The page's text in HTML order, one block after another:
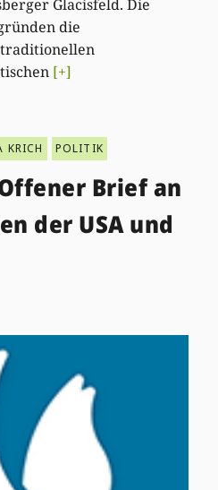
Glacisfeld. Die
die
[+]
KRICH POLITIK
Brief an
der USA und